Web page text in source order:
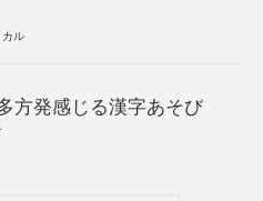
カル
方発感じる漢字あそび